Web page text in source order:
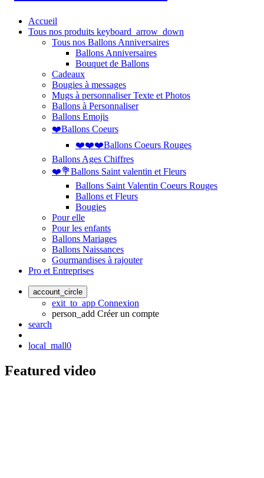
Accueil
Tous nos produits keyboard_arrow_down
Tous nos Ballons Anniversaires
Ballons Anniversaires
Bouquet de Ballons
Cadeaux
Bougies à messages
Mugs à personnaliser Texte et Photos
Ballons à Personnaliser
Ballons Emojis
❤️Ballons Coeurs
❤️❤️❤️Ballons Coeurs Rouges
Ballons Ages Chiffres
❤️💐Ballons Saint valentin et Fleurs
Ballons Saint Valentin Coeurs Rouges
Ballons et Fleurs
Bougies
Pour elle
Pour les enfants
Ballons Mariages
Ballons Naissances
Gourmandises à rajouter
Pro et Entreprises
account_circle
exit_to_app Connexion
person_add Créer un compte
search
local_mall0
Featured video